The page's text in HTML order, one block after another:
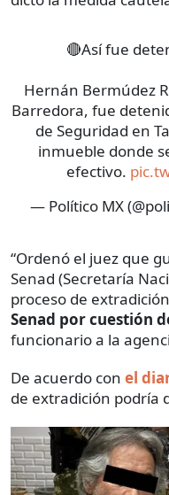
🔴Así fue
Hernán Bermúdez
Barredora, fue
de Seguridad en
inmueble donde
efectivo.
— Político MX
“Ordenó el juez que
Senad (Secretaría
proceso de
Senad por cuestión
funcionario a la
De acuerdo con el
de extradición podría